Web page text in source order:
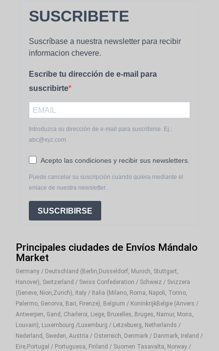
SUSCRIBETE
Suscríbase a nuestra newsletter para recibir
informacion chevere.
Escribe tu dirección de e-mail para
suscribirte
Introduzca su dirección de e-mail para suscribirse. Ej.:
abc@xyz.com
Acepto las condiciones y recibir sus newsletters.
Puede cancelar su suscripción cuando quiera mediante el
enlace de nuestra newsletter.
SUSCRIBIRSE
Principales ciudades de Envíos Mándalo
Market
Germany / Deutschland (Berlin,Dusseldorf, Munich, Stuttgart,
Hanover), Switzerland / Swiss Confederation / Schweiz / Svizzera
(Geneve, Nion,Zurich), Italy / Italia (Milano, Roma, Napoli, Torino,
Palermo, Genorva, Bari, Firenze), Belgium / KoninkrijkBelgie (Anvers /
Antwerpen, Gand, Charleroi, Liege, Bruxelles, Bruges, Namur, Mons,
Louvain), Luxembourg /Luxemburg / Letzebuerg, Netherlands /
Nederland, Sweden, Austria / Osterreich, Denmark / Danmark, Ireland /
Eire,Portugal / Portuguesa, Finland / Suomen Tasavalta, Norway /